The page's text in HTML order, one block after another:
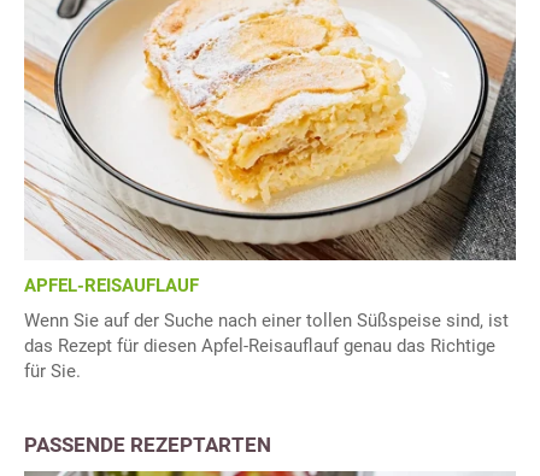
APFEL-REISAUFLAUF
Wenn Sie auf der Suche nach einer tollen Süßspeise sind, ist
das Rezept für diesen Apfel-Reisauflauf genau das Richtige
für Sie.
PASSENDE REZEPTARTEN